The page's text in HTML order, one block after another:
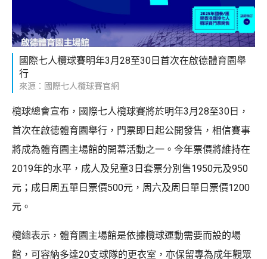
國際七人欖球賽明年3月28至30日首次在啟德體育園舉
行
來源：國際七人欖球賽官網
欖球總會宣布，國際七人欖球賽將於明年3月28至30日，
首次在啟德體育園舉行，門票即日起公開發售，相信賽事
將成為體育園主場館的開幕活動之一。今年票價將維持在
2019年的水平，成人及兒童3日套票分別售1950元及950
元；成日周五單日票價500元，周六及周日單日票價1200
元。
欖總表示，體育園主場館是依據欖球運動需要而設的場
館，可容納多達20支球隊的更衣室，亦保留專為成年觀眾